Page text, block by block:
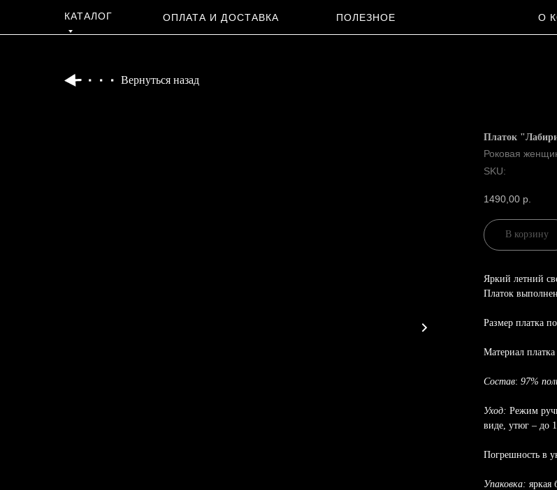
КАТАЛОГ ОПЛАТА И ДОСТАВКА ПОЛЕЗНОЕ О
Вернуться назад
Платок
Роковая
SKU:
1490,00 р.
В корзину
Яркий летний
Платок выполнен
Размер платка
Материал
Состав: 97%
Уход: Режим
виде, утюг – до
Погрешность в
Упаковка: яркая